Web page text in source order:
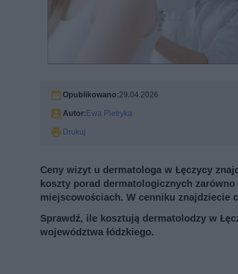
Opublikowano:29.04.2026
Autor: Ewa Pietryka
Drukuj
Ceny wizyt u dermatologa w Łęczycy
koszty porad dermatologicznych
miejscowościach. W cenniku znajdziecie
Sprawdź, ile kosztują dermatolodzy w
województwa łódzkiego.